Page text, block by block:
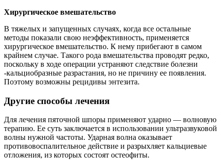
Хирургическое вмешательство
В тяжелых и запущенных случаях, когда все остальные
методы показали свою неэффективность, применяется
хирургическое вмешательство. К нему прибегают в самом
крайнем случае. Такого рода вмешательства проводят редко,
поскольку в ходе операции устраняют следствие болезни
-кальциобразные разрастания, но не причину ее появления.
Поэтому возможны рецидивы энтезита.
Другие способы лечения
Для лечения пяточной шпоры применяют ударно — волновую
терапию. Ее суть заключается в использовании ультразвуковой
волны нужной частоты. Ударная волна оказывает
противовоспалительное действие и разрыхляет кальциевые
отложения, из которых состоят остеофиты.